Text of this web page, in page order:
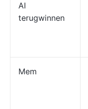
AI
terugwinnen
Mem